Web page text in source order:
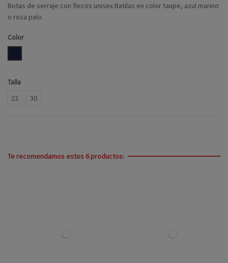
Botas de serraje con flecos unisex Batilas en color taupe, azul marino
o rosa palo.
Color
Talla
22
30
Te recomendamos estos 6 productos: